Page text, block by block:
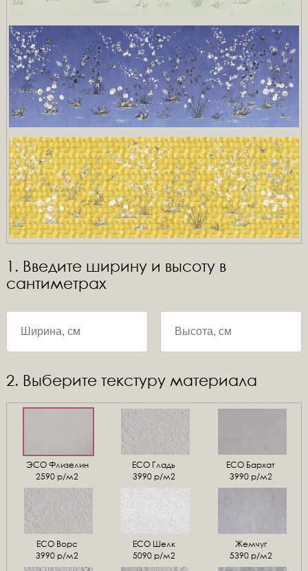
1. Введите ширину и высоту в
сантиметрах
2. Выберите текстуру материала
ЭСО Флизелин
2590 р/м2
ЕСО Гладь
3990 р/м2
ECO Бархат
3990 р/м2
ЕСО Ворс
3990 р/м2
ЕСО Шелк
5090 р/м2
Жемчуг
5390 р/м2